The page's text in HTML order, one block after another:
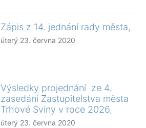
Zápis z 14. jednání rady města,
úterý 23. června 2020
Výsledky projednání ze 4.
zasedání Zastupitelstva města
Trhové Sviny v roce 2026,
úterý 23. června 2020